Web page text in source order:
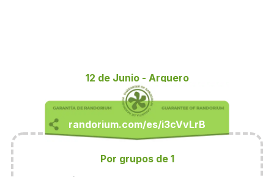
12 de Junio - Arquero
Por grupos de 1